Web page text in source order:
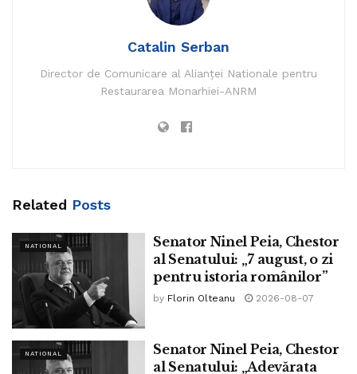
vaccin recent care nu a mai fost folosit și despre care
specialiștii în domeniu se pronunță ei înșiși în mod gradual
sau diferit”, se arată în comunicat.
Potrivit reprezentanților Patriarhiei, vaccinarea trebuie să
cauză recomandat şi acceptat pe baza unei informări clare
„Poziția Patriarhiei Române, care prețuiește știința
una favorabilă vaccinării, subliniind însă constant
necesitatea esențială a respectării riguroase a principiilor
de natură etică: consimţământul informat al persoanei,
descrierea clară a beneficiilor şi a riscurilor, asumarea
responsabilității concrete în cazul în care vaccinarea
produce efecte adverse asupra sănătății persoanei
vaccinate”, se mai arată în comunicat.
Catalin Serban
Director de Comunicare al Alianței Nationale pentru
Restaurarea Monarhiei-ANRM
Related Posts
NATIONAL
Senator Ninel Peia, Chestor
al Senatului: „7 august, o zi
pentru istoria românilor”
by Florin Olteanu 2026-08-07
NATIONAL
Senator Ninel Peia, Chestor
al Senatului: „Adevărata